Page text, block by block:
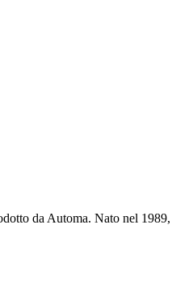
da Automa. Nato nel